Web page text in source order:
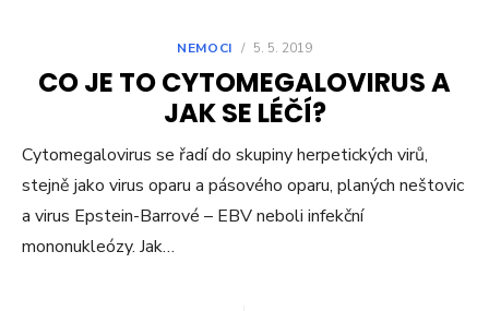
NEMOCI / 5. 5. 2019
CO JE TO CYTOMEGALOVIRUS A
JAK SE LÉČÍ?
Cytomegalovirus se řadí do skupiny herpetických virů,
stejně jako virus oparu a pásového oparu, planých neštovic
a virus Epstein-Barrové – EBV neboli infekční
mononukleózy. Jak…